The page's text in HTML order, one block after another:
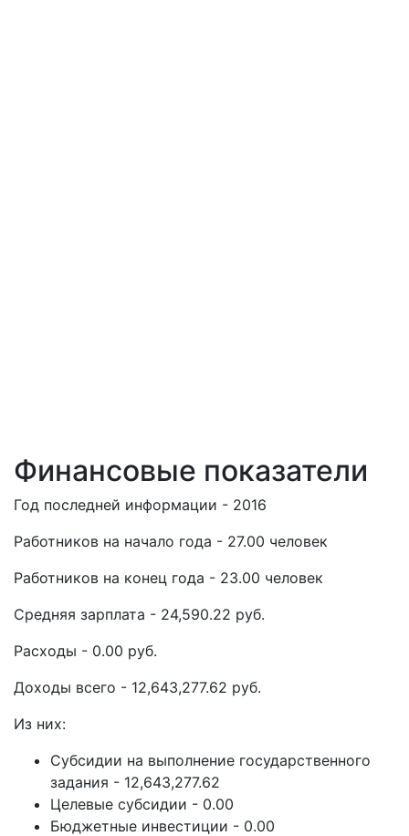
Финансовые показатели
Год последней информации - 2016
Работников на начало года - 27.00 человек
Работников на конец года - 23.00 человек
Средняя зарплата - 24,590.22 руб.
Расходы - 0.00 руб.
Доходы всего - 12,643,277.62 руб.
Из них:
Субсидии на выполнение государственного
задания - 12,643,277.62
Целевые субсидии - 0.00
Бюджетные инвестиции - 0.00